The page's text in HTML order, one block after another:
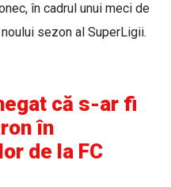
în cadrul unui meci de
sezon al SuperLigii.
că s-ar fi
în
de la FC